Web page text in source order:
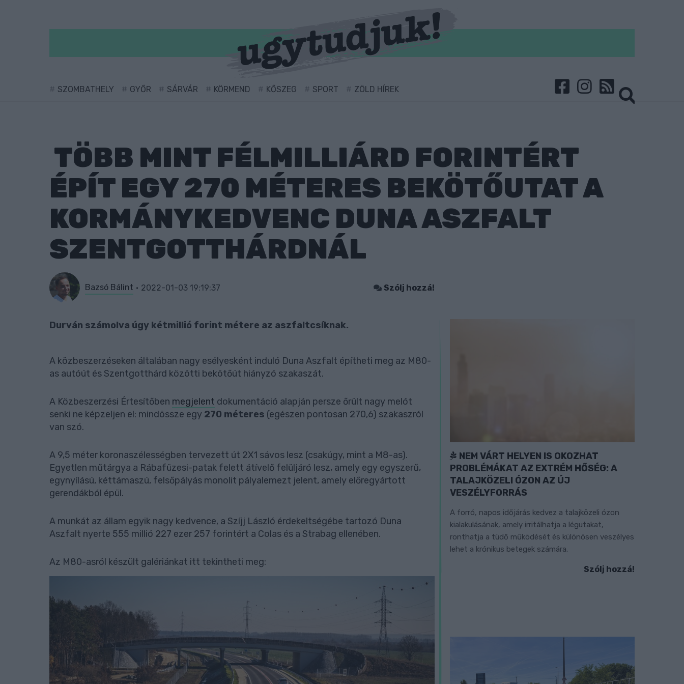
SZOMBATHELY GYŐR SÁRVÁR KÖRMEND KŐSZEG SPORT ZÖLD HÍREK
TÖBB MINT FÉLMILLIÁRD FORINTÉRT
ÉPÍT EGY 270 MÉTERES BEKÖTŐUTAT A
KORMÁNYKEDVENC DUNA ASZFALT
SZENTGOTTHÁRDNÁL
Bazsó Bálint 2022-01-03 19:19:37 Szólj hozzá!
Durván számolva úgy kétmillió forint métere az aszfaltcsíknak.
A közbeszerzéseken általában nagy esélyesként induló Duna Aszfalt építheti meg az M80-
as autóút és Szentgotthárd közötti bekötőút hiányzó szakaszát.
A Közbeszerzési Értesítőben megjelent dokumentáció alapján persze őrült nagy melót
senki ne képzeljen el: mindössze egy 270 méteres (egészen pontosan 270,6) szakaszról
van szó.
A 9,5 méter koronaszélességben tervezett út 2X1 sávos lesz (csakúgy, mint a M8-as).
Egyetlen műtárgya a Rábafüzesi-patak felett átívelő felüljáró lesz, amely egy egyszerű,
egynyílású, kéttámaszú, felsőpályás monolit pályalemezt jelent, amely előregyártott
gerendákból épül.
A munkát az állam egyik nagy kedvence, a Szíjj László érdekeltségébe tartozó Duna
Aszfalt nyerte 555 millió 227 ezer 257 forintért a Colas és a Strabag ellenében.
Az M80-asról készült galériánkat itt tekintheti meg:
NEM VÁRT HELYEN IS OKOZHAT
PROBLÉMÁKAT AZ EXTRÉM HŐSÉG: A
TALAJKÖZELI ÓZON AZ ÚJ
VESZÉLYFORRÁS
A forró, napos időjárás kedvez a talajközeli ózon
kialakulásának, amely irritálhatja a légutakat,
ronthatja a tüdő működését és különösen veszélyes
lehet a krónikus betegek számára.
Szólj hozzá!